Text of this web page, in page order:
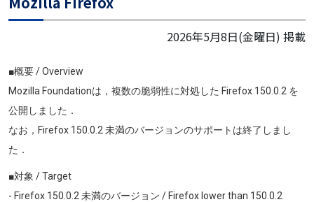
2026年5月8日(金曜日) 掲載
■概要 / Overview
Mozilla Foundationは，複数の脆弱性に対処した Firefox 150.0.2 を
公開しました．
なお，Firefox 150 .0.2 未満のバージョンのサポートは終了しまし
た．
■対象 / Target
- Firefox 150 .0.2 未満のバージョン / Firefox lower than 150.0.2